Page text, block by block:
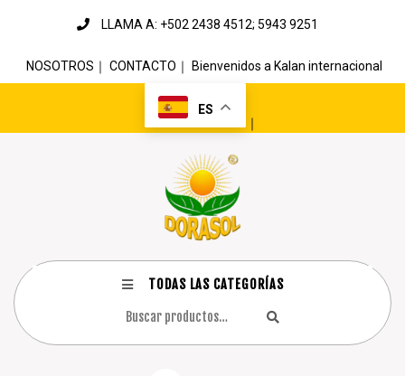
LLAMA A: +502 2438 4512; 5943 9251
NOSOTROS ｜ CONTACTO ｜ Bienvenidos a Kalan internacional
ES
｜
TODAS LAS CATEGORÍAS